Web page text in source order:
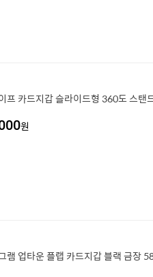
프 카드지갑 슬라이드형 360도 스탠
원
램 업타운 플랩 카드지갑 블랙 금장